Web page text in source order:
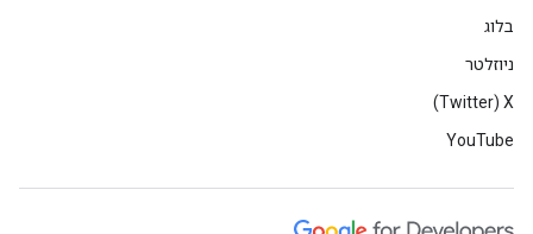
בלוג
ניוזלטר
X‏ (Twitter)
YouTube